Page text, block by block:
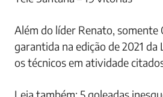
Abel Braga – 31 vitórias
Emerson Leão – 25 vitórias
Mano Menezes – 21 vitórias
Paulo César Carpegiani – 19